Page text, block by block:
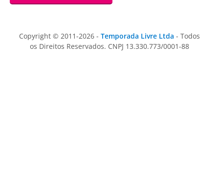
Copyright © 2011-2026 - Temporada Livre Ltda - Todos
os Direitos Reservados. CNPJ 13.330.773/0001-88